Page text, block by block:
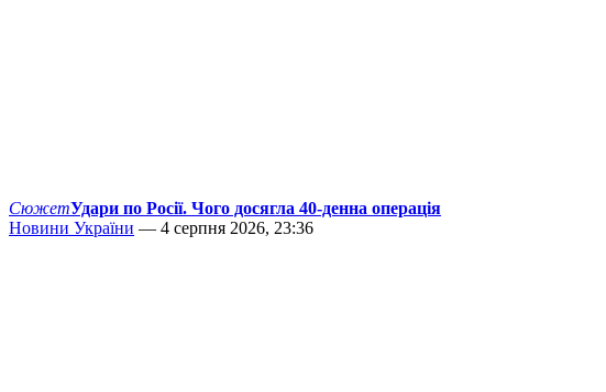
СюжетУдари по Росії. Чого досягла 40-денна операція
Новини України — 4 серпня 2026, 23:36